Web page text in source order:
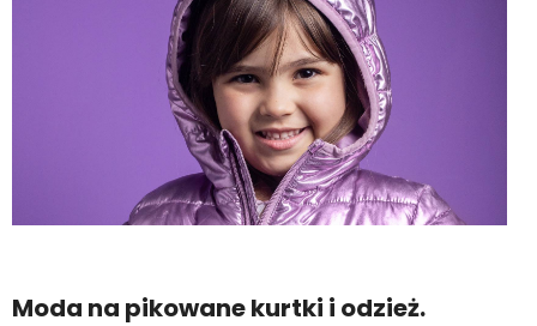
Moda na pikowane kurtki i odzież.